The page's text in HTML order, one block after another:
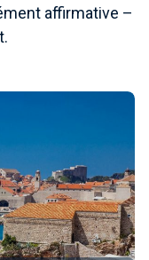
affirmative –